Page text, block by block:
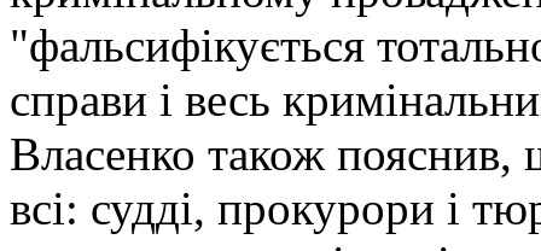
"фальсифікується
справи і весь
Власенко також пояснив,
всі: судді, прокурори і